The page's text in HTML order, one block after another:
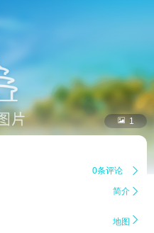
 1
0条评论 
简介 
地图 